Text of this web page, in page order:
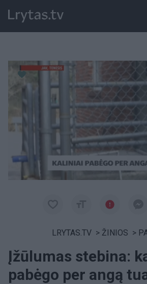
LRYTAS.TV > ŽINIOS >
Įžūlumas stebina:
pabėgo per angą